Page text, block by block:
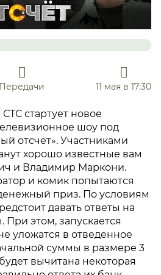
Передачи 11 мая в 17:30
стартует новое
шоу под
отсчет». Участниками
хорошо известные вам
и Владимир Маркони.
и комик попытаются
приз. По условиям
давать ответы на
этом, запускается
уложатся в отведенное
суммы в размере 3
вычитана некоторая